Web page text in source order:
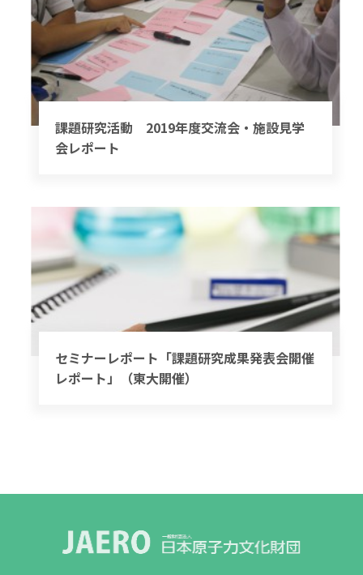
課題研究活動 2019年度交流会・施設見学
会レポート
セミナーレポート「課題研究成果発表会開催
レポート」（東大開催）